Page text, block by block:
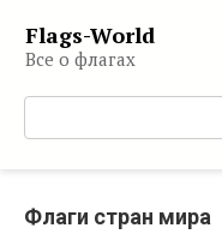
контенту
Flags-World
Все о флагах
Поиск:
Флаги стран мира